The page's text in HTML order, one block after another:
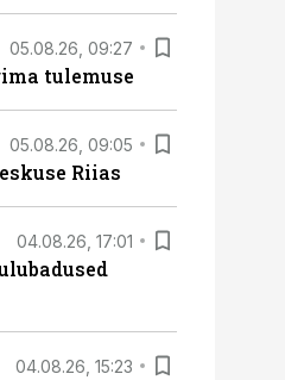
05.08.26, 09:27
tulemuse
05.08.26, 09:05
Riias
04.08.26, 17:01
04.08.26, 15:23